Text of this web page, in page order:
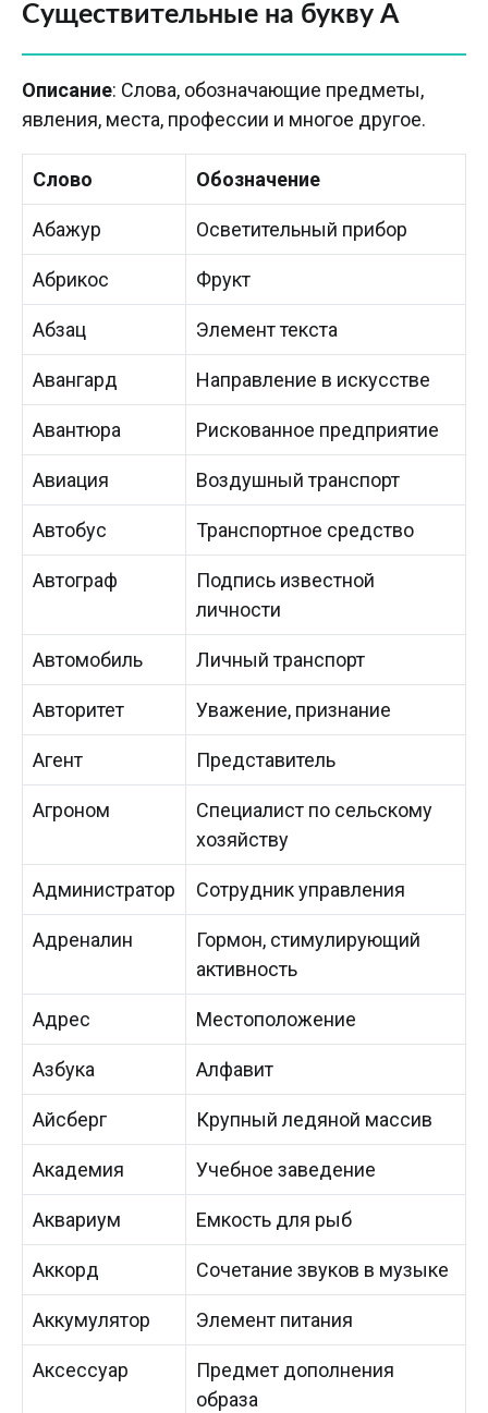
Существительные на букву А
Описание: Слова, обозначающие предметы,
явления, места, профессии и многое другое.
Слово Обозначение
Абажур Осветительный прибор
Абрикос Фрукт
Абзац Элемент текста
Авангард Направление в искусстве
Авантюра Рискованное предприятие
Авиация Воздушный транспорт
Автобус Транспортное средство
Автограф
Подпись известной
личности
Автомобиль Личный транспорт
Авторитет Уважение, признание
Агент Представитель
Агроном
Специалист по сельскому
хозяйству
Администратор Сотрудник управления
Адреналин
Гормон, стимулирующий
активность
Адрес Местоположение
Азбука Алфавит
Айсберг Крупный ледяной массив
Академия Учебное заведение
Аквариум Емкость для рыб
Аккорд Сочетание звуков в музыке
Аккумулятор Элемент питания
Аксессуар
Предмет дополнения
образа